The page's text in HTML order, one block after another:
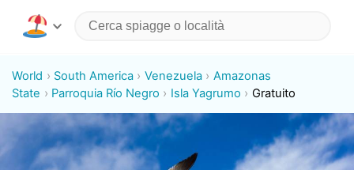
World South America Venezuela
Amazonas
State
Parroquia Río Negro Isla Yagrumo Gratuito